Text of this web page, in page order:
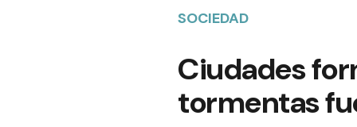
SOCIEDAD
Ciudades
tormentas